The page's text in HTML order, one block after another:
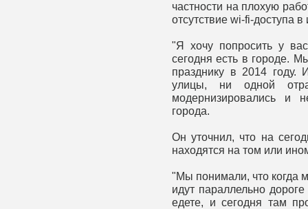
частности на плохую
отсутствие wi-fi-доступа в
"Я хочу попросить у
сегодня есть в городе.
празднику в 2014 году.
улицы, ни одной
модернизировались и
города.
Он уточнил, что на
находятся на том или
"Мы понимали, что когда
идут параллельно
едете, и сегодня там